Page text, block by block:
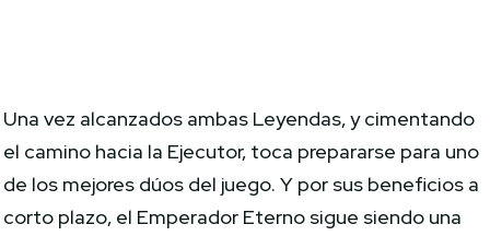
Una vez alcanzados ambas Leyendas, y cimentando
el camino hacia la Ejecutor, toca prepararse para uno
de los mejores dúos del juego. Y por sus beneficios a
corto plazo, el Emperador Eterno sigue siendo una